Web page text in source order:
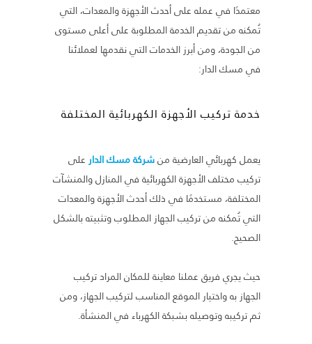
معتمدًا في عمله على أحدث الأجهزة والمعدات، التي
تُمكنه من تقديم الخدمة المطلوبة على أعلى مستوى
من الجودة، ومن أبرز الخدمات التي نقدمها لعملائنا
في مسك الدار:
خدمة تركيب الأجهزة الكهربائية المختلفة
يعمل كهربائي العارضية منشركة مسك الدارعلى
تركيب مختلف الأجهزة الكهربائية في المنازل والمنشآت
المختلفة، مستخدمًا في ذلك أحدث الأجهزة والمعدات
التي تُمكنه من تركيب الجهاز المطلوب وتثبيته بالشكل
الصحيح.
حيث يجري فريق عملنا معاينة للمكان المراد تركيب
الجهاز به واختيار الموقع المناسب لتركيب الجهاز، ومن
ثم تركيبه وتوصيله بشبكة الكهرباء في المنشأة.